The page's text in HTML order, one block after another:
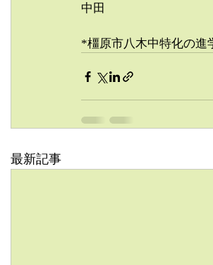
中田
*橿原市八木中特化の進
最新記事